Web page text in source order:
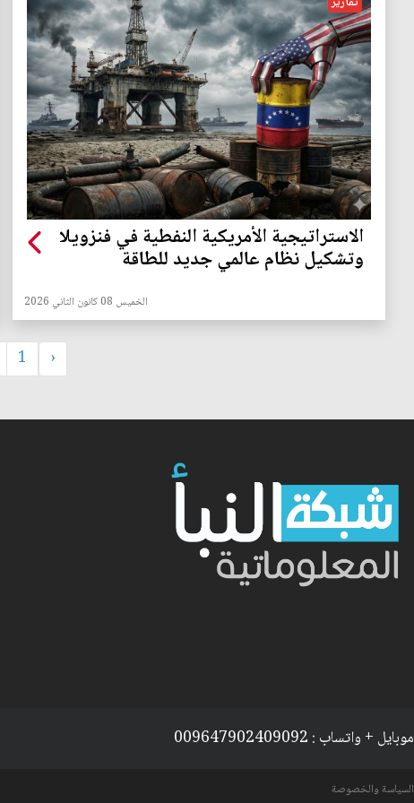
الاستراتيجية الأمريكية النفطية في فنزويلا
وتشكيل نظام عالمي جديد للطاقة
الخميس 08 كانون الثاني 2026
‹
1
موبايل + واتساب : 009647902409092
السياسة والخصوصة